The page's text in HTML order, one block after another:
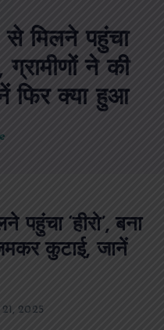
मिलने पहुंचा
ग्रामीणों ने की
फिर क्या हुआ
‘हीरो’, बना
कुटाई, जानें
21, 2025